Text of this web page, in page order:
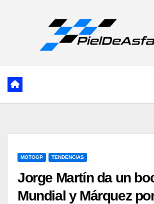
MOTOGP TENDENCIAS
Jorge Martín da un
Mundial y Márquez